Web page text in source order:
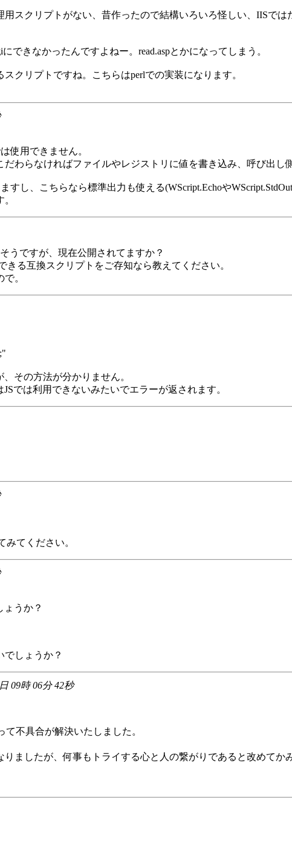
スクリプトがない、昔作ったので結構いろいろ怪しい、IISで
できなかったんですよねー。read.aspとかになってしまう。
クリプトですね。こちらはperlでの実装になります。
使用できません。
わらなければファイルやレジストリに値を書き込み、呼び出し
すし、こちらなら標準出力も使える(WScript.Echoや
うですが、現在公開されてますか？
る互換スクリプトをご存知なら教えてください。
。
その方法が分かりません。
では利用できないみたいでエラーが返されます。
みてください。
うか？
でしょうか？
09時 06分 42秒
不具合が解決いたしました。
ましたが、何事もトライする心と人の繋がりであると改めてか